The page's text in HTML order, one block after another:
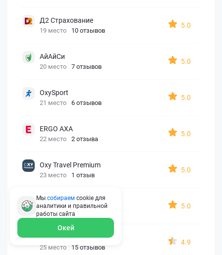
Д2 Страхование
19 место 10 отзывов
5.0
АйАйСи
20 место 7 отзывов
5.0
OxySport
21 место 6 отзывов
5.0
ERGO AXA
22 место 2 отзыва
5.0
Oxy Travel Premium
23 место 1 отзыв
5.0
УралСиб
24 место 1 отзыв
5.0
МАКС
25 место 15 отзывов
4.9
Мы собираем cookie для
аналитики и правильной
работы сайта
Окей